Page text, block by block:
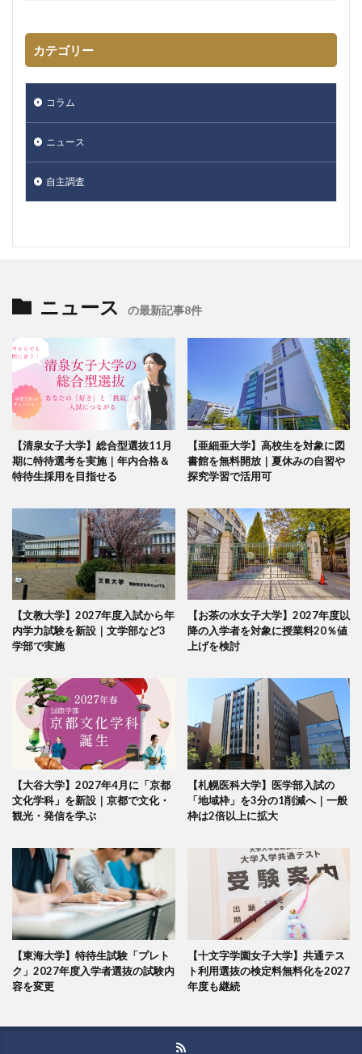
カテゴリー
コラム
ニュース
自主調査
ニュース の最新記事8件
【清泉女子大学】総合型選抜11月
期に特待選考を実施｜年内合格＆
特待生採用を目指せる
【亜細亜大学】高校生を対象に図
書館を無料開放｜夏休みの自習や
探究学習で活用可
【文教大学】2027年度入試から年
内学力試験を新設｜文学部など3
学部で実施
【お茶の水女子大学】2027年度以
降の入学者を対象に授業料20％値
上げを検討
【大谷大学】2027年4月に「京都
文化学科」を新設｜京都で文化・
観光・発信を学ぶ
【札幌医科大学】医学部入試の
「地域枠」を3分の1削減へ｜一般
枠は2倍以上に拡大
【東海大学】特待生試験「プレト
ク」2027年度入学者選抜の試験内
容を変更
【十文字学園女子大学】共通テス
ト利用選抜の検定料無料化を2027
年度も継続